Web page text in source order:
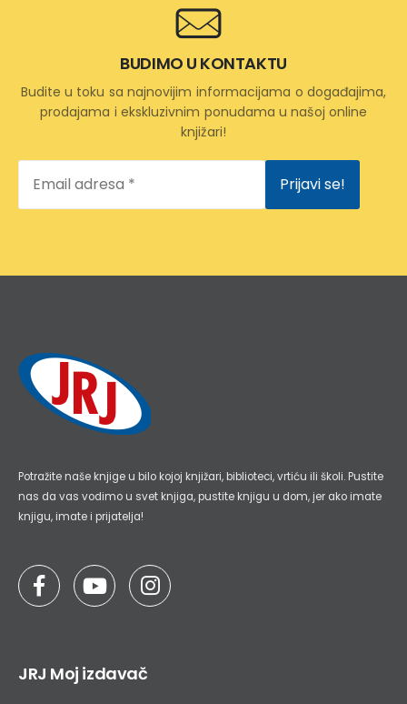
Email
adresa
*
BUDIMO U KONTAKTU
Budite u toku sa najnovijim informacijama o događajima,
prodajama i ekskluzivnim ponudama u našoj online
knjižari!
Potražite naše knjige u bilo kojoj knjižari, biblioteci, vrtiću ili školi. Pustite
nas da vas vodimo u svet knjiga, pustite knjigu u dom, jer ako imate
knjigu, imate i prijatelja!
JRJ Moj izdavač